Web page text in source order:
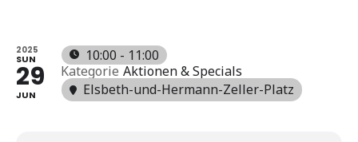
2025
SUN
29
JUN
10:00 - 11:00
Kategorie Aktionen & Specials
Elsbeth-und-Hermann-Zeller-Platz